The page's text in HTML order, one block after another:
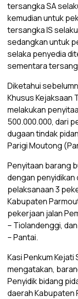
tersangka SA
kemudian untuk
tersangka IS
sedangkan untuk
selaka penyedia
sementara
Diketahui
Khusus Kejaksaan
melakukan
500.000.000, dari
dugaan tindak
Parigi Moutong
Penyitaan barang
dengan penyidikan
pelaksanaan 3
Kabupaten
pekerjaan jalan
– Tiolandenggi,
– Pantai.
Kasi Penkum
mengatakan,
Penyidik bidang
daerah Kabupaten